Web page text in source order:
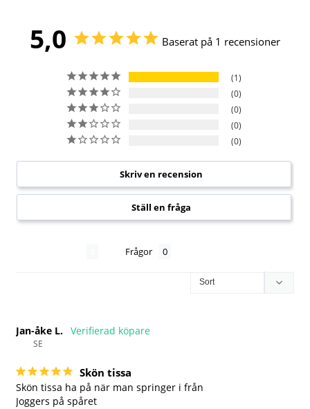
5,0 Baserat på 1 recensioner
1
0
0
0
0
Skriv en recension
Ställ en fråga
Frågor
Jan-åke L.
SE
Skön tissa
Skön tissa ha på när man springer i från
Joggers på spåret